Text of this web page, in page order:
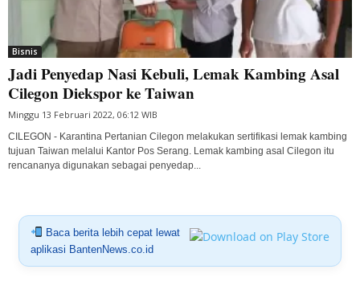
Bisnis
Jadi Penyedap Nasi Kebuli, Lemak Kambing Asal
Cilegon Diekspor ke Taiwan
Minggu 13 Februari 2022, 06:12 WIB
CILEGON - Karantina Pertanian Cilegon melakukan sertifikasi lemak kambing
tujuan Taiwan melalui Kantor Pos Serang. Lemak kambing asal Cilegon itu
rencananya digunakan sebagai penyedap...
Baca berita lebih cepat lewat
aplikasi BantenNews.co.id